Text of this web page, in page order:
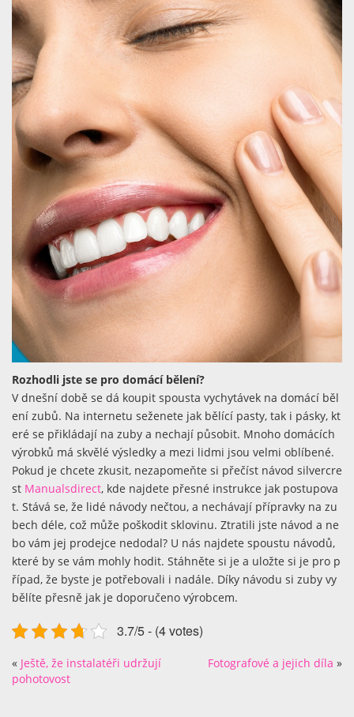
Rozhodli jste se pro domácí bělení?
V dnešní době se dá koupit spousta vychytávek na domácí běl
ení zubů. Na internetu seženete jak bělící pasty, tak i pásky, kt
eré se přikládají na zuby a nechají působit. Mnoho domácích
výrobků má skvělé výsledky a mezi lidmi jsou velmi oblíbené.
Pokud je chcete zkusit, nezapomeňte si přečíst návod silvercre
st Manualsdirect, kde najdete přesné instrukce jak postupova
t. Stává se, že lidé návody nečtou, a nechávají přípravky na zu
bech déle, což může poškodit sklovinu. Ztratili jste návod a ne
bo vám jej prodejce nedodal? U nás najdete spoustu návodů,
které by se vám mohly hodit. Stáhněte si je a uložte si je pro p
řípad, že byste je potřebovali i nadále. Díky návodu si zuby vy
bělíte přesně jak je doporučeno výrobcem.
3.7/5 - (4 votes)
« Ještě, že instalatéři udržují
pohotovost
Fotografové a jejich díla »